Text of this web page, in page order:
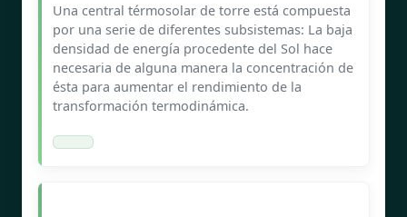
Una central térmosolar de torre está compuesta
por una serie de diferentes subsistemas: La baja
densidad de energía procedente del Sol hace
necesaria de alguna manera la concentración de
ésta para aumentar el rendimiento de la
transformación termodinámica.